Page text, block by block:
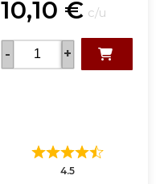
10,10 € c/u
- +
4.5